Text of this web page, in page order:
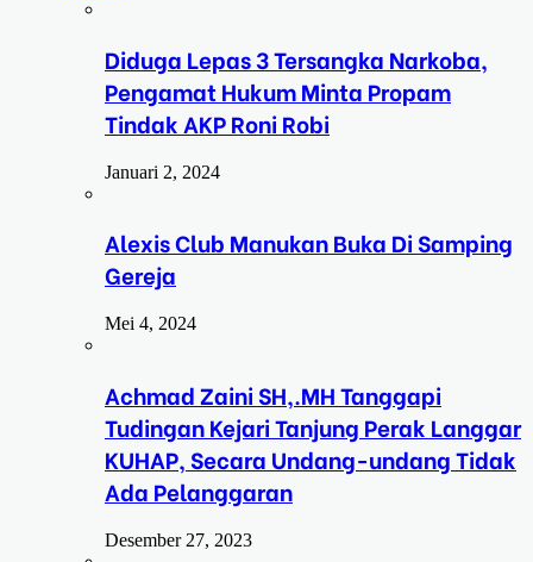
Diduga Lepas 3 Tersangka Narkoba,
Pengamat Hukum Minta Propam
Tindak AKP Roni Robi
Januari 2, 2024
Alexis Club Manukan Buka Di Samping
Gereja
Mei 4, 2024
Achmad Zaini SH,.MH Tanggapi
Tudingan Kejari Tanjung Perak Langgar
KUHAP, Secara Undang-undang Tidak
Ada Pelanggaran
Desember 27, 2023